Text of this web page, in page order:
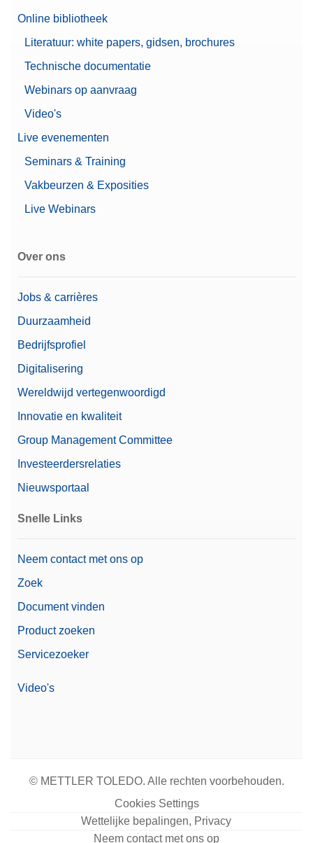
Online bibliotheek
Literatuur: white papers, gidsen, brochures
Technische documentatie
Webinars op aanvraag
Video's
Live evenementen
Seminars & Training
Vakbeurzen & Exposities
Live Webinars
Over ons
Jobs & carrières
Duurzaamheid
Bedrijfsprofiel
Digitalisering
Wereldwijd vertegenwoordigd
Innovatie en kwaliteit
Group Management Committee
Investeerdersrelaties
Nieuwsportaal
Snelle Links
Neem contact met ons op
Zoek
Document vinden
Product zoeken
Servicezoeker
Video's
© METTLER TOLEDO. Alle rechten voorbehouden.
Cookies Settings
Wettelijke bepalingen, Privacy
Neem contact met ons op